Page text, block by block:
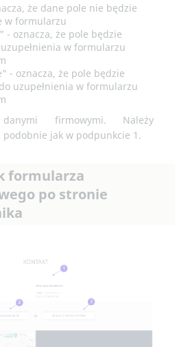
że dane pole nie będzie
w formularzu
- oznacza, że pole będzie
w formularzu
- oznacza, że pole będzie
uzupełnienia w formularzu
firmowymi. Należy
podobnie jak w podpunkcie 1.
formularza
po stronie